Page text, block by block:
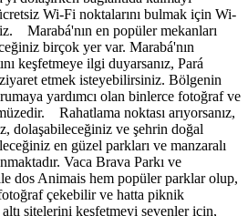
Wi-Fi noktalarını bulmak için Wi-
Marabá'nın en popüler mekanları
birçok yer var. Marabá'nın
keşfetmeye ilgi duyarsanız, Pará
etmek isteyebilirsiniz. Bölgenin
yardımcı olan binlerce fotoğraf ve
Rahatlama noktası arıyorsanız,
dolaşabileceğiniz ve şehrin doğal
en güzel parkları ve manzaralı
Vaca Brava Parkı ve
dos Animais hem popüler parklar olup,
çekebilir ve hatta piknik
sitelerini keşfetmeyi sevenler için,